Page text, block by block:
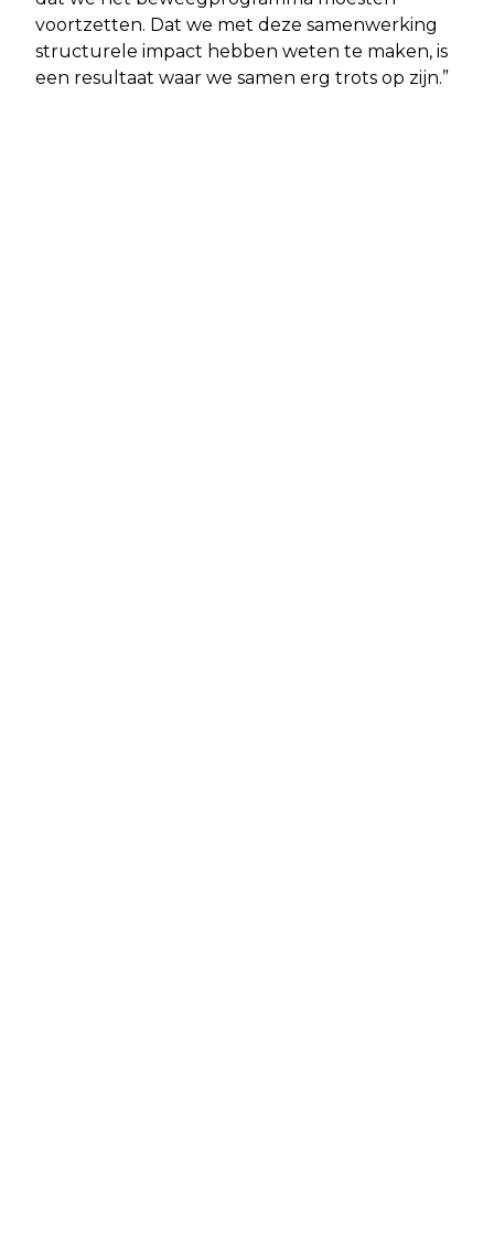
voortzetten. Dat we met deze samenwerking
structurele impact hebben weten te maken, is
een resultaat waar we samen erg trots op zijn.”